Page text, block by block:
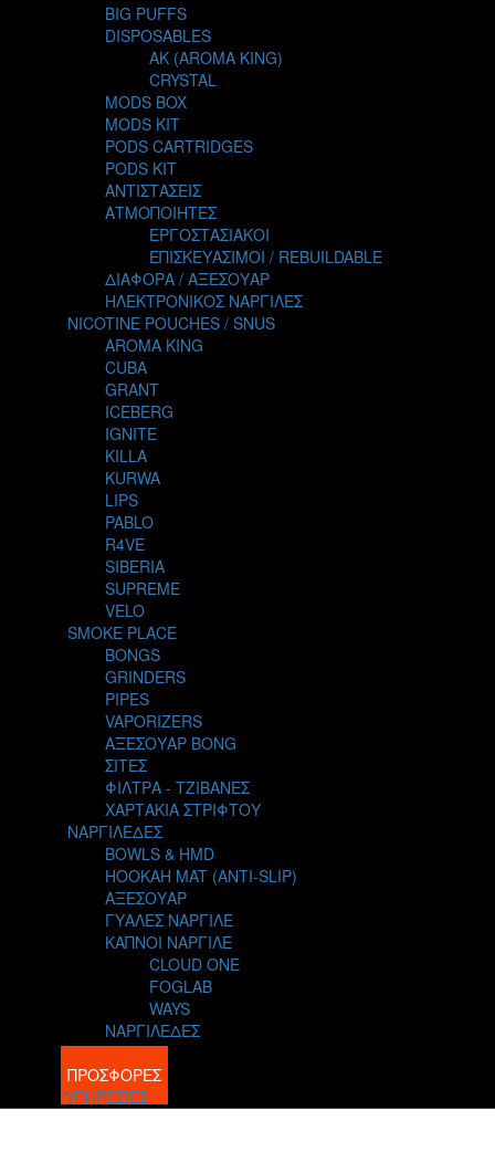
NUBO
OMERTA LIQUIDS
OPMH PROJECT
S-ELF JUICE
SADBOY
SCANDAL
SECRET FOREST
STEAM CITY LIQUIDS
STEAM TRAIN
STEAMPUNK
TALES
TATTOO
THE ALCHEMIST
THE SMOKER'S CLUB
TIKI MAHU
TWIST
VGOD
WILD ZOO
YETI
BIG PUFFS
DISPOSABLES
AK (AROMA KING)
CRYSTAL
MODS BOX
MODS KIT
PODS CARTRIDGES
PODS KIT
ΑΝΤΙΣΤΑΣΕΙΣ
ΑΤΜΟΠΟΙΗΤΕΣ
ΕΡΓΟΣΤΑΣΙΑΚΟΙ
ΕΠΙΣΚΕΥΑΣΙΜΟΙ / REBUILDABLE
ΔΙΑΦΟΡΑ / ΑΞΕΣΟΥΑΡ
ΗΛΕΚΤΡΟΝΙΚΟΣ ΝΑΡΓΙΛΕΣ
NICOTINE POUCHES / SNUS
AROMA KING
CUBA
GRANT
ICEBERG
IGNITE
KILLA
KURWA
LIPS
PABLO
R4VE
SIBERIA
SUPREME
VELO
SMOKE PLACE
BONGS
GRINDERS
PIPES
VAPORIZERS
ΑΞΕΣΟΥΑΡ BONG
ΣΙΤΕΣ
ΦΙΛΤΡΑ - ΤΖΙΒΑΝΕΣ
ΧΑΡΤΑΚΙΑ ΣΤΡΙΦΤΟΥ
ΝΑΡΓΙΛΕΔΕΣ
BOWLS & HMD
HOOKAH MAT (ANTI-SLIP)
ΑΞΕΣΟΥΑΡ
ΓΥΑΛΕΣ ΝΑΡΓΙΛΕ
ΚΑΠΝΟΙ ΝΑΡΓΙΛΕ
CLOUD ONE
FOGLAB
WAYS
ΝΑΡΓΙΛΕΔΕΣ
BLOG
ΠΡΟΣΦΟΡΕΣ
ΥΠΗΡΕΣΙΕΣ